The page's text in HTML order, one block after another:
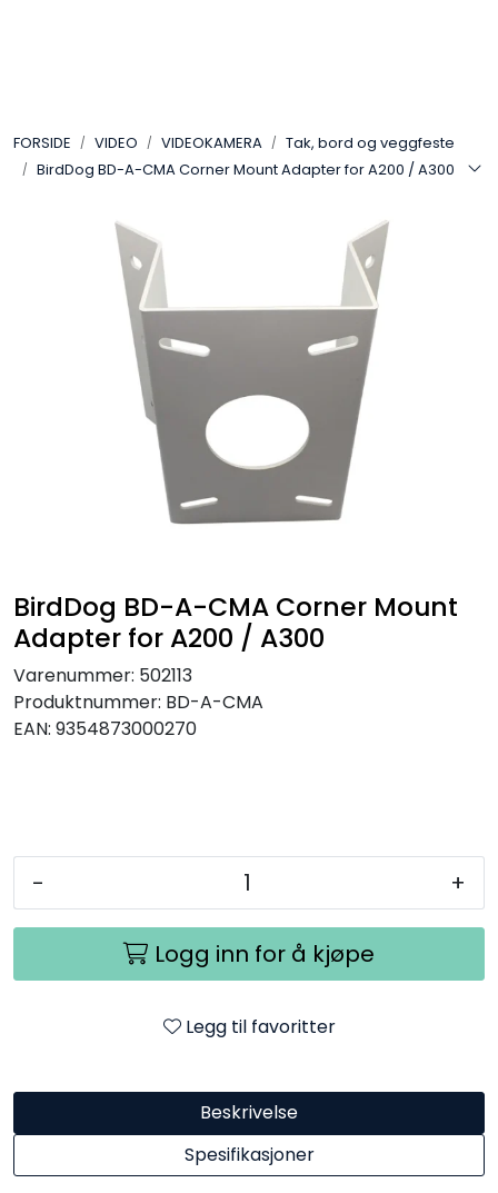
FORSIDE VIDEO VIDEOKAMERA
Tak, bord og veggfeste
BirdDog BD-A-CMA Corner Mount Adapter for A200 / A300
BirdDog BD-A-CMA Corner Mount
Adapter for A200 / A300
Varenummer: 502113
Produktnummer: BD-A-CMA
EAN: 9354873000270
- +
Logg inn for å kjøpe
Legg til favoritter
Beskrivelse
Spesifikasjoner
LYD
VAREMERKER